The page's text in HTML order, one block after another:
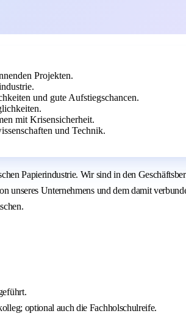
Projekten.
und gute Aufstiegschancen.
mit Krisensicherheit.
und Technik.
Papierindustrie. Wir sind in den
Unternehmens und dem damit
optional auch die Fachholschulreife.